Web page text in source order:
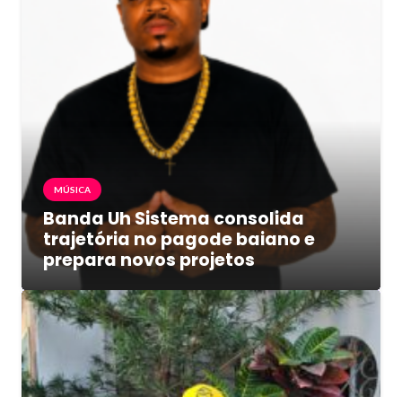
MÚSICA
Banda Uh Sistema consolida
trajetória no pagode baiano e
prepara novos projetos